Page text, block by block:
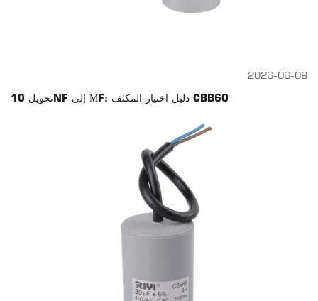
2026-06-08
تحويل 10NF إلى ΜF: دليل اختيار المكثف CBB60